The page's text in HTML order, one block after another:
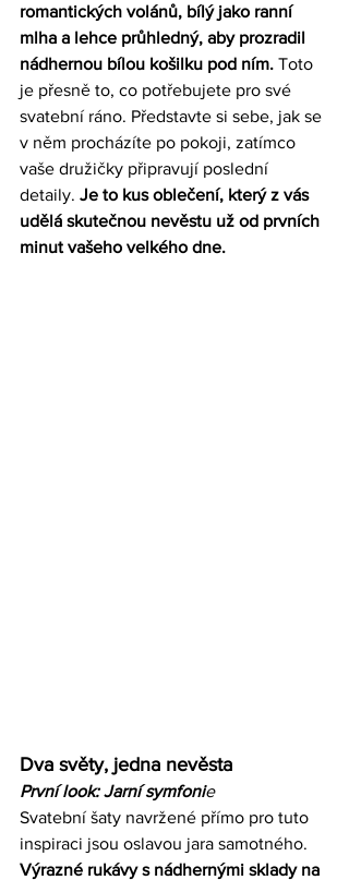
romantických volánů, bílý jako ranní
mlha a lehce průhledný, aby prozradil
nádhernou bílou košilku pod ním. Toto
je přesně to, co potřebujete pro své
svatební ráno. Představte si sebe, jak se
v něm procházíte po pokoji, zatímco
vaše družičky připravují poslední
detaily. Je to kus oblečení, který z vás
udělá skutečnou nevěstu už od prvních
minut vašeho velkého dne.
Dva světy, jedna nevěsta
První look: Jarní symfonie
Svatební šaty navržené přímo pro tuto
inspiraci jsou oslavou jara samotného.
Výrazné rukávy s nádhernými sklady na